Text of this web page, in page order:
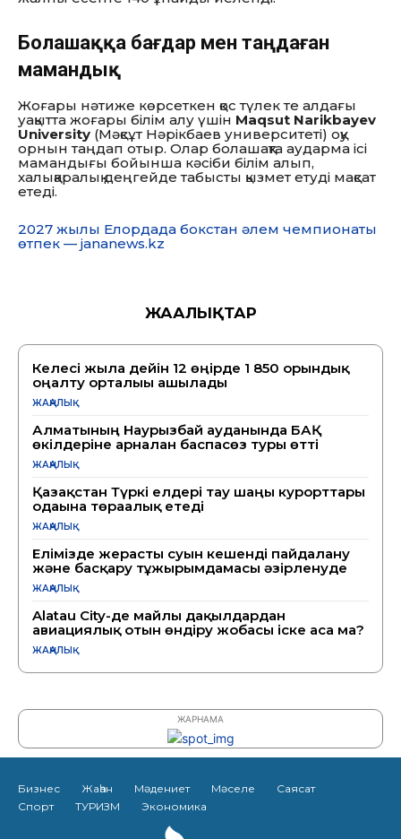
Болашаққа бағдар мен таңдаған
мамандық
Жоғары нәтиже көрсеткен қос түлек те алдағы
уақытта жоғары білім алу үшін Maqsut Narikbayev
University (Мәқсұт Нәрікбаев университеті) оқу
орнын таңдап отыр. Олар болашақта аударма ісі
мамандығы бойынша кәсіби білім алып,
халықаралық деңгейде табысты қызмет етуді мақсат
етеді.
2027 жылы Елордада бокстан әлем чемпионаты
өтпек — jananews.kz
ЖАҢАЛЫҚТАР
Келесі жылға дейін 12 өңірде 1 850 орындық
оңалту орталығы ашылады
ЖАҢАЛЫҚ
Алматының Наурызбай ауданында БАҚ
өкілдеріне арналған баспасөз туры өтті
ЖАҢАЛЫҚ
Қазақстан Түркі елдері тау шаңғы курорттары
одағына төрағалық етеді
ЖАҢАЛЫҚ
Елімізде жерасты суын кешенді пайдалану
және басқару тұжырымдамасы әзірленуде
ЖАҢАЛЫҚ
Alatau City-де майлы дақылдардан
авиациялық отын өндіру жобасы іске аса ма?
ЖАҢАЛЫҚ
ЖАРНАМА
Бизнес Жаһан Мәдениет Мәселе
Саясат
Спорт
ТУРИЗМ Экономика